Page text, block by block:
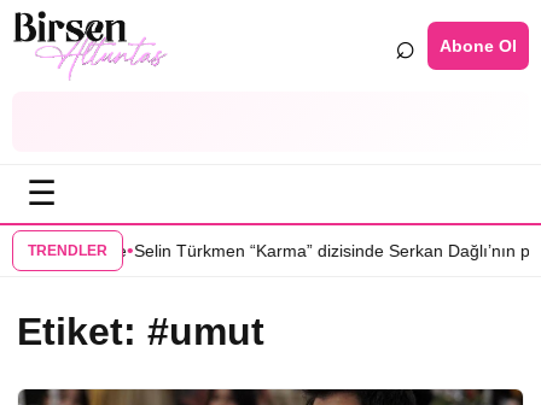
⌕ Abone Ol
☰
TRENDLER
dizisinde Selin Türkmen “Karma” dizisinde Serkan Dağlı’nın
Etiket: #umut